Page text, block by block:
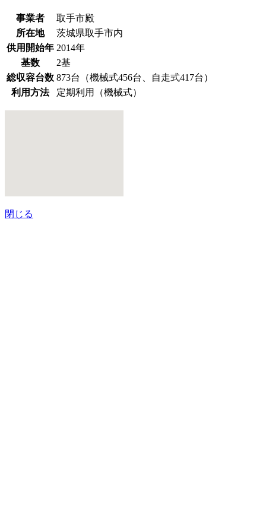
事業者
取手市殿
所在地
茨城県取手市内
供用開始年 2014年
基数
2基
総収容台数 873台（機械式456台、自走式417台）
利用方法
定期利用（機械式）
閉じる